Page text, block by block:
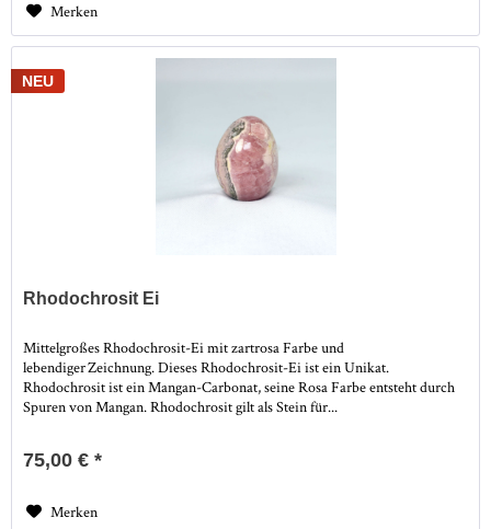
Merken
NEU
Rhodochrosit Ei
Mittelgroßes Rhodochrosit-Ei mit zartrosa Farbe und
lebendiger Zeichnung. Dieses Rhodochrosit-Ei ist ein Unikat.
Rhodochrosit ist ein Mangan-Carbonat, seine Rosa Farbe entsteht durch
Spuren von Mangan. Rhodochrosit gilt als Stein für...
75,00 € *
Merken